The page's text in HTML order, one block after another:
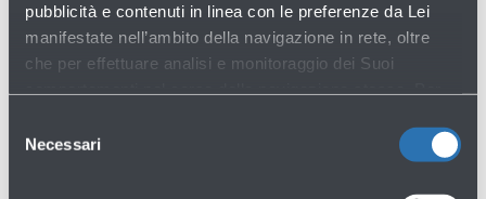
pubblicità e contenuti in linea con le preferenze da Lei
manifestate nell’ambito della navigazione in rete, oltre
che per effettuare analisi e monitoraggio dei Suoi
tracciamento in funzione sul Sito, La preghiamo di
delNecessari